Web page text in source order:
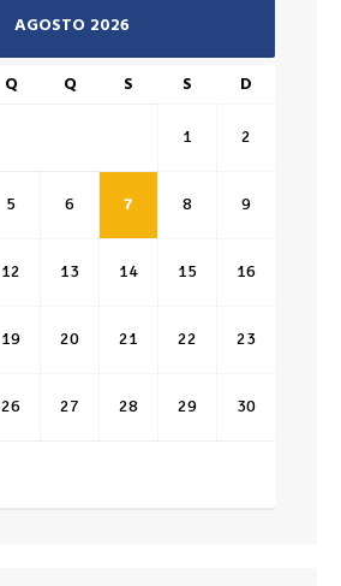
AGOSTO 2026
Q Q S S D
1 2
5 6 7 8 9
12 13 14 15 16
19 20 21 22 23
26 27 28 29 30